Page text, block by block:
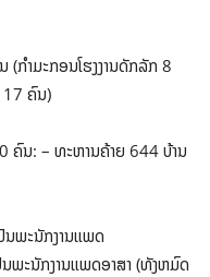
(ກໍາມະກອນໂຮງງານດັກລັກ 8
ຄົນ)
ຄົນ: – ທະຫານຄ້າຍ 644 ບ້ານ
ນພະນັກງານແພດ
ພະນັກງານແພດອາສາ (ທັງຫມົດ